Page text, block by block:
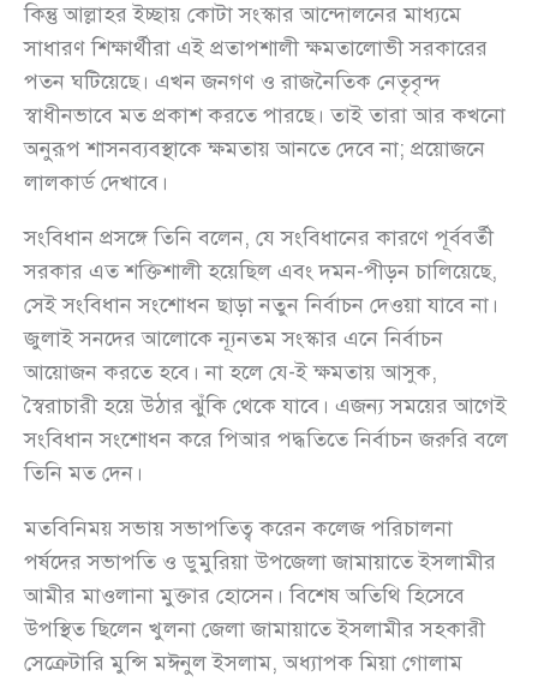
কিন্তু আল্লাহর ইচ্ছায় কোটা সংস্কার আন্দোলনের মাধ্যমে
সাধারণ শিক্ষার্থীরা এই প্রতাপশালী ক্ষমতালোভী সরকারের
পতন ঘটিয়েছে। এখন জনগণ ও রাজনৈতিক নেতৃবৃন্দ
স্বাধীনভাবে মত প্রকাশ করতে পারছে। তাই তারা আর কখনো
অনুরূপ শাসনব্যবস্থাকে ক্ষমতায় আনতে দেবে না; প্রয়োজনে
লালকার্ড দেখাবে।
সংবিধান প্রসঙ্গে তিনি বলেন, যে সংবিধানের কারণে পূর্ববর্তী
সরকার এত শক্তিশালী হয়েছিল এবং দমন-পীড়ন চালিয়েছে,
সেই সংবিধান সংশোধন ছাড়া নতুন নির্বাচন দেওয়া যাবে না।
জুলাই সনদের আলোকে ন্যূনতম সংস্কার এনে নির্বাচন
আয়োজন করতে হবে। না হলে যে-ই ক্ষমতায় আসুক,
স্বৈরাচারী হয়ে উঠার ঝুঁকি থেকে যাবে। এজন্য সময়ের আগেই
সংবিধান সংশোধন করে পিআর পদ্ধতিতে নির্বাচন জরুরি বলে
তিনি মত দেন।
মতবিনিময় সভায় সভাপতিত্ব করেন কলেজ পরিচালনা
পর্ষদের সভাপতি ও ডুমুরিয়া উপজেলা জামায়াতে ইসলামীর
আমীর মাওলানা মুক্তার হোসেন। বিশেষ অতিথি হিসেবে
উপস্থিত ছিলেন খুলনা জেলা জামায়াতে ইসলামীর সহকারী
সেক্রেটারি মুন্সি মঈনুল ইসলাম, অধ্যাপক মিয়া গোলাম